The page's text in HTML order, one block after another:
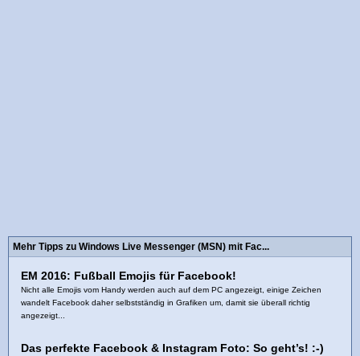
Mehr Tipps zu Windows Live Messenger (MSN) mit Fac...
EM 2016: Fußball Emojis für Facebook!
Nicht alle Emojis vom Handy werden auch auf dem PC angezeigt, einige Zeichen
wandelt Facebook daher selbstständig in Grafiken um, damit sie überall richtig
angezeigt...
Das perfekte Facebook & Instagram Foto: So geht’s! :-)